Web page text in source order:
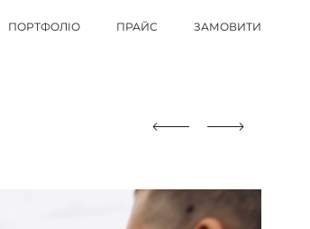
ПОРТФОЛІО ПРАЙС ЗАМОВИТИ